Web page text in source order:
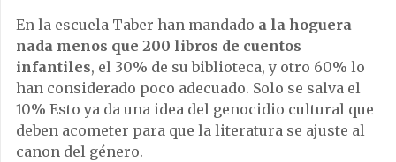
En la escuela Taber han mandado a la hoguera
nada menos que 200 libros de cuentos
infantiles, el 30% de su biblioteca, y otro 60% lo
han considerado poco adecuado. Solo se salva el
10% Esto ya da una idea del genocidio cultural que
deben acometer para que la literatura se ajuste al
canon del género.